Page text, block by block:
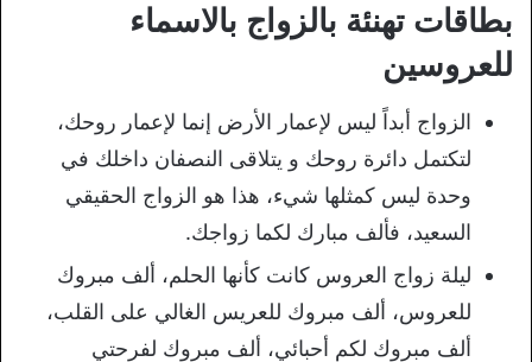
بطاقات تهنئة بالزواج بالاسماء
للعروسين
الزواج أبداً ليس لإعمار الأرض إنما لإعمار روحك،
لتكتمل دائرة روحك و يتلاقى النصفان داخلك في
وحدة ليس كمثلها شيء، هذا هو الزواج الحقيقي
السعيد، فألف مبارك لكما زواجك.
ليلة زواج العروس كانت كأنها الحلم، ألف مبروك
للعروس، ألف مبروك للعريس الغالي على القلب،
ألف مبروك لكم أحبائي، ألف مبروك لفرحتي